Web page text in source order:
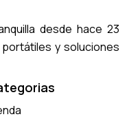
desde hace 23
y soluciones